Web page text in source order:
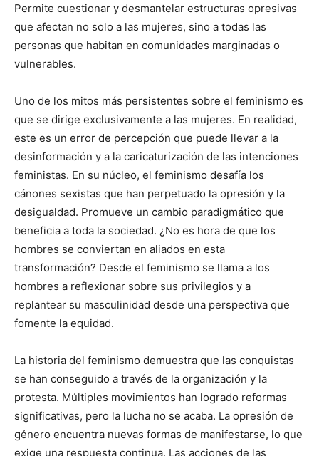
Permite cuestionar y desmantelar estructuras opresivas
que afectan no solo a las mujeres, sino a todas las
personas que habitan en comunidades marginadas o
vulnerables.
Uno de los mitos más persistentes sobre el feminismo es
que se dirige exclusivamente a las mujeres. En realidad,
este es un error de percepción que puede llevar a la
desinformación y a la caricaturización de las intenciones
feministas. En su núcleo, el feminismo desafía los
cánones sexistas que han perpetuado la opresión y la
desigualdad. Promueve un cambio paradigmático que
beneficia a toda la sociedad. ¿No es hora de que los
hombres se conviertan en aliados en esta
transformación? Desde el feminismo se llama a los
hombres a reflexionar sobre sus privilegios y a
replantear su masculinidad desde una perspectiva que
fomente la equidad.
La historia del feminismo demuestra que las conquistas
se han conseguido a través de la organización y la
protesta. Múltiples movimientos han logrado reformas
significativas, pero la lucha no se acaba. La opresión de
género encuentra nuevas formas de manifestarse, lo que
exige una respuesta continua. Las acciones de las